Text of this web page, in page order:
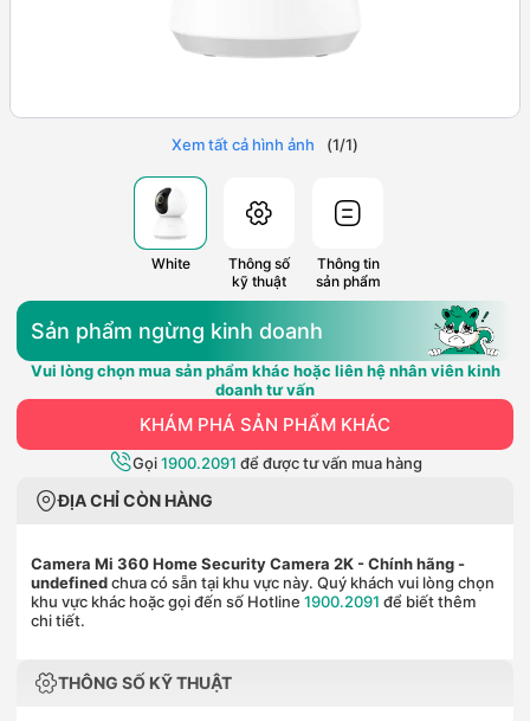
Xem tất cả hình ảnh (1/1)
White
Thông số
kỹ thuật
Thông tin
sản phẩm
Sản phẩm ngừng kinh doanh
Vui lòng chọn mua sản phẩm khác hoặc liên hệ nhân viên kinh
doanh tư vấn
KHÁM PHÁ SẢN PHẨM KHÁC
Gọi1900.2091 để được tư vấn mua hàng
ĐỊA CHỈ CÒN HÀNG
Camera Mi 360 Home Security Camera 2K - Chính hãng -
undefinedchưa có sẵn tại khu vực này. Quý khách vui lòng chọn
khu vực khác hoặc gọi đến số Hotline 1900.2091 để biết thêm
chi tiết.
THÔNG SỐ KỸ THUẬT